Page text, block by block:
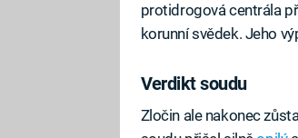
protidrogová centrála
korunní svědek. Jeho
Verdikt soudu
Zločin ale nakonec